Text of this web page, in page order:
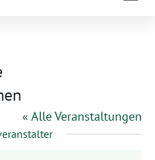
« Alle Veranstaltungen